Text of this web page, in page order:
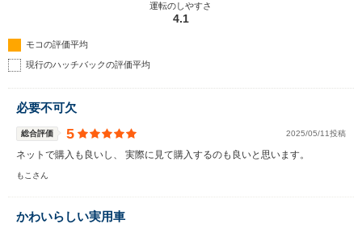
運転のしやすさ
4.1
モコの評価平均
現行のハッチバックの評価平均
必要不可欠
総合評価 5 2025/05/11投稿
ネットで購入も良いし、 実際に見て購入するのも良いと思います。
もこさん
かわいらしい実用車